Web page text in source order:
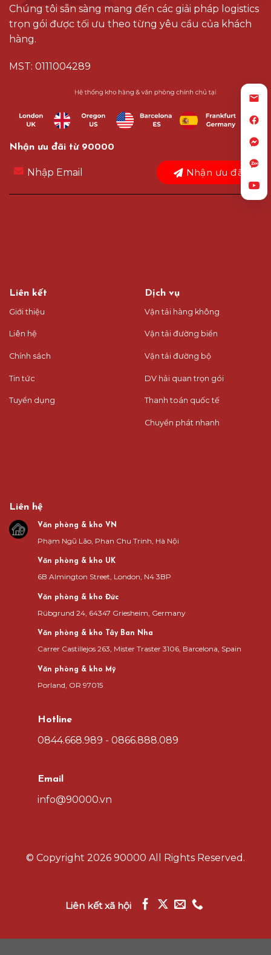
Chúng tôi sẵn sàng mang đến các giải pháp logistics
trọn gói được tối ưu theo từng yêu cầu của khách
hàng.
MST: 0111004289
Nhận ưu đãi từ 90000
Nhận ưu đãi
Liên kết
Giới thiệu
Liên hệ
Chính sách
Tin tức
Tuyển dụng
Dịch vụ
Vận tải hàng không
Vận tải đường biển
Vận tải đường bộ
DV hải quan trọn gói
Thanh toán quốc tế
Chuyển phát nhanh
Liên hệ
Văn phòng & kho VN
Phạm Ngũ Lão, Phan Chu Trinh, Hà Nội
Văn phòng & kho UK
6B Almington Street, London, N4 3BP
Văn phòng & kho Đức
Rübgrund 24, 64347 Griesheim, Germany
Văn phòng & kho Tây Ban Nha
Carrer Castillejos 263, Mister Traster 3106, Barcelona, Spain
Văn phòng & kho Mỹ
Porland, OR 97015
Hotline
0844.668.989 - 0866.888.089
Email
info@90000.vn
© Copyright 2026 90000 All Rights Reserved.
Liên kết xã hội